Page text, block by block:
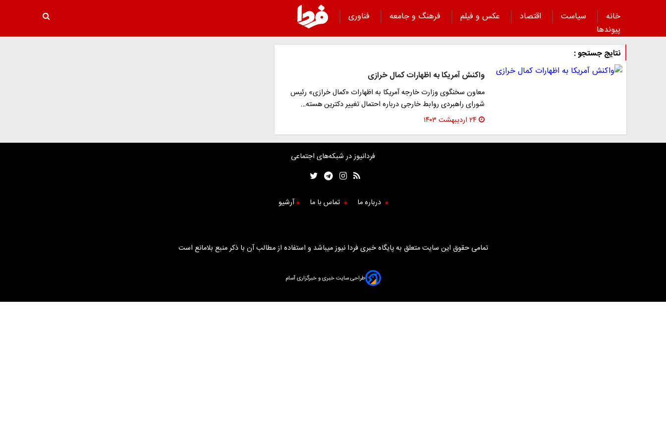
خانه سیاست اقتصاد عکس و فیلم فرهنگ و جامعه
فناوری
پیوند‌ها
نتایج جستجو :
واکنش آمریکا به اظهارات کمال خرازی
معاون سخنگوی وزارت خارجه آمریکا به اظهارات «کمال خرازی» رئیس
شورای راهبردی روابط خارجی درباره احتمال تغییر دکترین هسته…
۲۴ اردیبهشت ۱۴۰۳
فردانیوز در شبکه‌های اجتماعی
درباره ما تماس با ما آرشیو
تمامی حقوق این سایت متعلق به پایگاه خبری فردا نیوز میباشد و استفاده از مطالب آن با ذکر منبع بلامانع است
طراحی سایت خبری و خبرگزاری آسام